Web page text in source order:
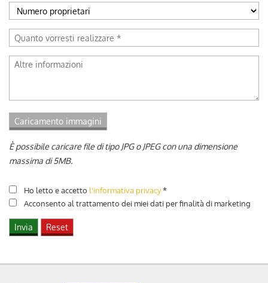
È possibile caricare file di tipo JPG o JPEG con una dimensione
massima di 5MB.
Ho letto e accetto l'informativa privacy*
Acconsento al trattamento dei miei dati per finalità di marketing